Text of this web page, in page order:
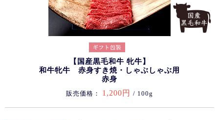
【国産黒毛和牛 牝牛】
和牛牝牛 赤身すき焼・しゃぶしゃぶ用
赤身
販売価格： 1,200円 / 100g